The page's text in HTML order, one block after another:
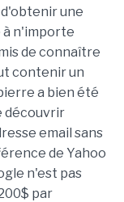
une
n'importe
de connaître
contenir un
a bien été
découvrir
email sans
de Yahoo
n'est pas
par